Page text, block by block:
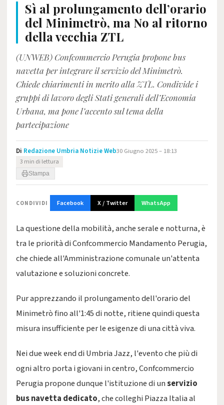
Sì al prolungamento dell’orario
del Minimetrò, ma No al ritorno
della vecchia ZTL
(UNWEB) Confcommercio Perugia propone bus
navetta per integrare il servizio del Minimetrò.
Chiede chiarimenti in merito alla ZTL. Condivide i
gruppi di lavoro degli Stati generali dell’Economia
Urbana, ma pone l’accento sul tema della
partecipazione
Di Redazione Umbria Notizie Web30 Giugno 2025 – 18:13
3 min di lettura
Stampa
CONDIVIDI Facebook X / Twitter WhatsApp
La questione della mobilità, anche serale e notturna, è
tra le priorità di Confcommercio Mandamento Perugia,
che chiede all'Amministrazione comunale un'attenta
valutazione e soluzioni concrete.
Pur apprezzando il prolungamento dell'orario del
Minimetrò fino all'1:45 di notte, ritiene quindi questa
misura insufficiente per le esigenze di una città viva.
Nei due week end di Umbria Jazz, l'evento che più di
ogni altro porta i giovani in centro, Confcommercio
Perugia propone dunque l'istituzione di unservizio
bus navetta dedicato, che colleghi Piazza Italia al